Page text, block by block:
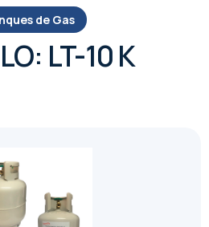
de Gas
LT-10 K